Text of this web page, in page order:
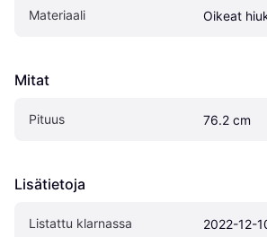
Materiaali Oikeat
Mitat
Pituus 76.2 cm
Lisätietoja
Listattu klarnassa 2022-12-